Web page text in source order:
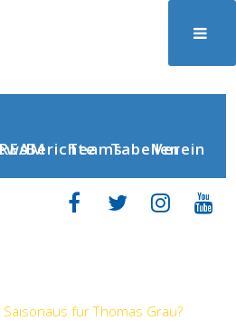
BerichteTeamsTabellenVerein
für Thomas Grau?